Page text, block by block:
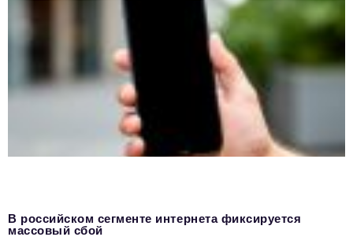
В российском сегменте интернета фиксируется
массовый сбой